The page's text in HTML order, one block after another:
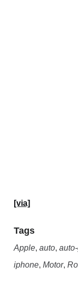
[via]
Tags
Apple, auto,
iphone, Motor,